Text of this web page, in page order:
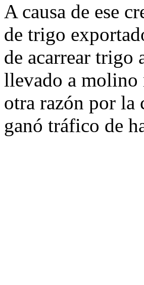
A causa de ese
de trigo
de acarrear trigo
llevado a molino
otra razón por
ganó tráfico de